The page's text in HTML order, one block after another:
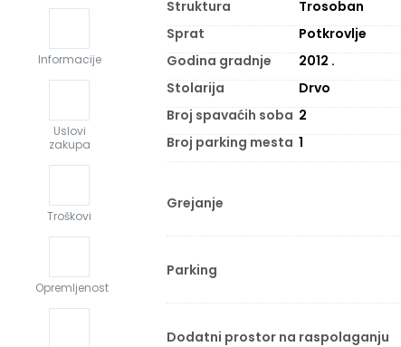
Informacije
Uslovi
zakupa
Troškovi
Opremljenost
Struktura Trosoban
Sprat
Potkrovlje
Godina gradnje
2012 .
Stolarija
Drvo
Broj spavaćih soba 2
Broj parking mesta 1
Grejanje
Parking
Dodatni prostor na raspolaganju